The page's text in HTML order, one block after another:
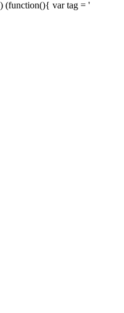
) (function(){ var tag = '